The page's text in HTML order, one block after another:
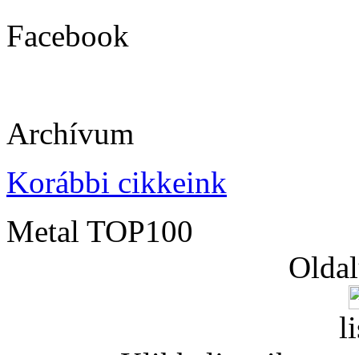
Facebook
Archívum
Korábbi cikkeink
Metal TOP100